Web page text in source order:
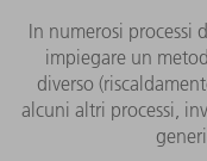
In numerosi processi
impiegare un
diverso
alcuni altri processi,